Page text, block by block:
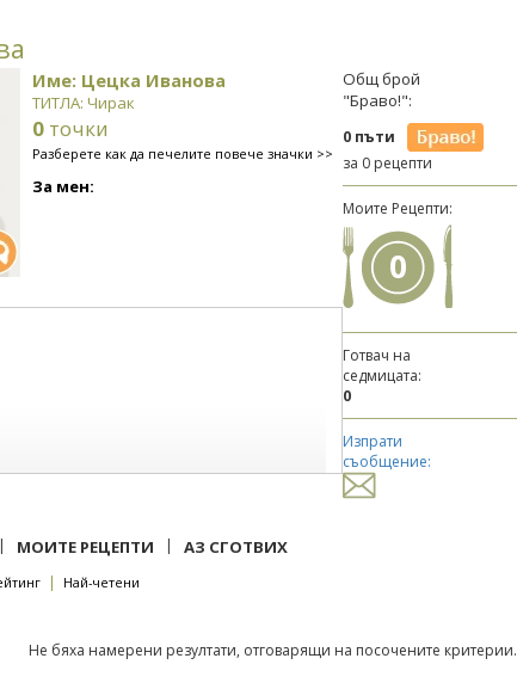
Име: Цецка Иванова
ТИТЛА: Чирак
0 точки
Разберете как да печелите повече значки >>
За мен:
Общ брой
"Браво!":
0 пъти
за 0 рецепти
Моите Рецепти:
0
Готвач на
седмицата:
0
Изпрати
съобщение:
| МОИТЕ РЕЦЕПТИ | АЗ СГОТВИХ
| Най-четени
Не бяха намерени резултати, отговарящи на посочените критерии.